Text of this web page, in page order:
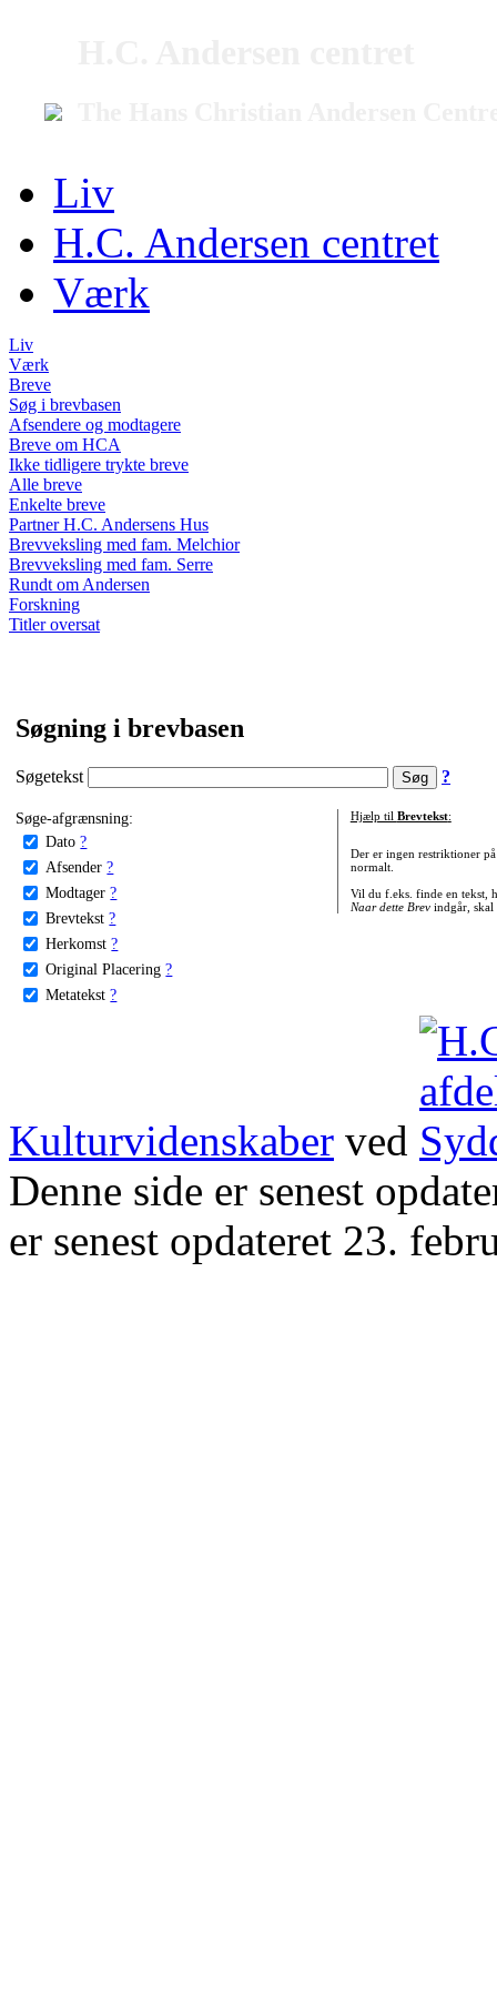
Liv
H.C. Andersen centret
Værk
Liv
Værk
Breve
Søg i brevbasen
Afsendere og modtagere
Breve om HCA
Ikke tidligere trykte breve
Alle breve
Enkelte breve
Partner H.C. Andersens Hus
Brevveksling med fam. Melchior
Brevveksling med fam. Serre
Rundt om Andersen
Forskning
Titler oversat
Søgning i brevbasen
Søgetekst ?
Søge-afgrænsning:
Dato ?
Afsender ?
Modtager ?
Brevtekst ?
Herkomst ?
Original Placering ?
Metatekst ?
Hjælp til Brevtekst:
Der er ingen restriktioner
normalt.
Vil du f.eks. finde en tekst,
Naar dette Brevindgår, skal
Kulturvidenskaber ved
Denne side er senest
er senest opdateret 23.